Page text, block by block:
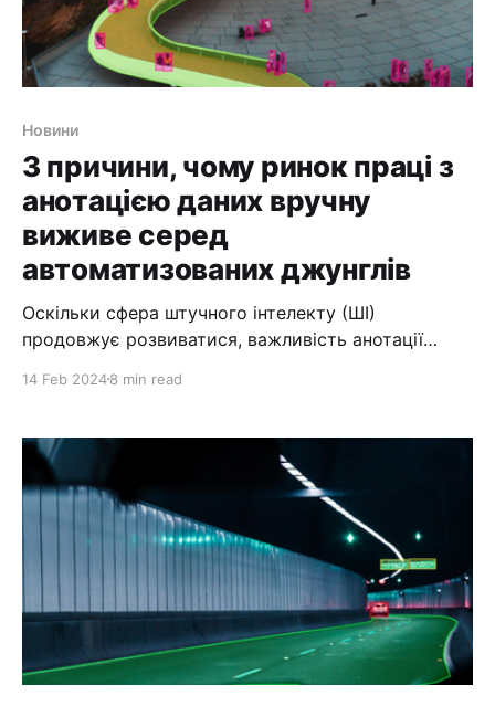
Новини
3 причини, чому ринок праці з
анотацією даних вручну
виживе серед
автоматизованих джунглів
Оскільки сфера штучного інтелекту (ШІ)
продовжує розвиватися, важливість анотації
це процес позначення даних, щоб зробити їх
алгоритмів ШІ. Хоча алгоритми машинного
навчання досягли значних успіхів у автоматизації
анотації даних, все ще існують обмеження щодо їх
14 Feb 20248 min read